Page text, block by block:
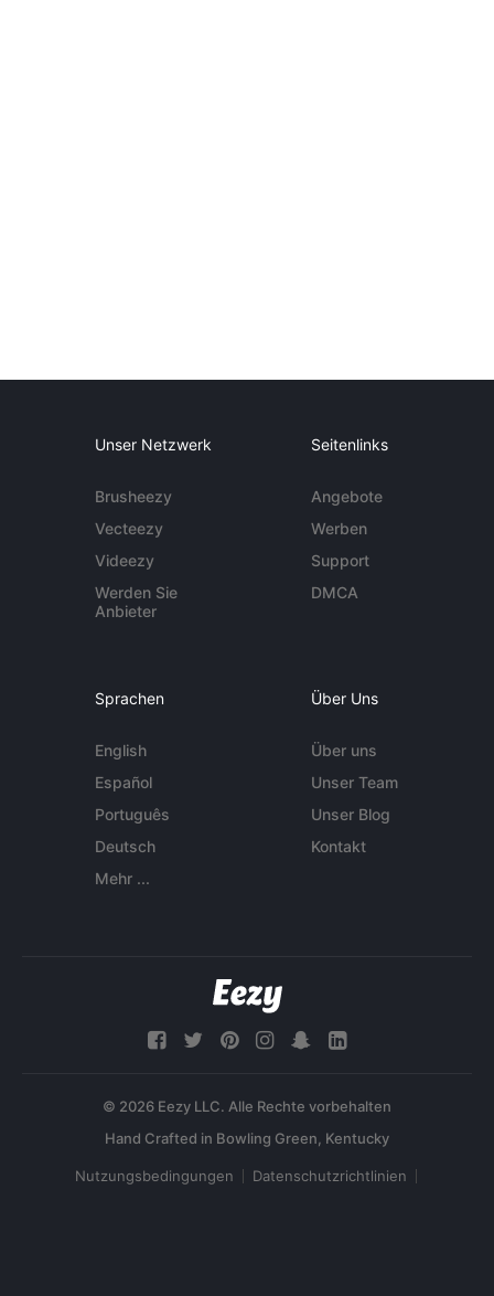
Unser Netzwerk
Brusheezy
Vecteezy
Videezy
Werden Sie
Anbieter
Seitenlinks
Angebote
Werben
Support
DMCA
Sprachen
English
Español
Português
Deutsch
Mehr ...
Über Uns
Über uns
Unser Team
Unser Blog
Kontakt
© 2026 Eezy LLC. Alle Rechte vorbehalten
Nutzungsbedingungen Datenschutzrichtlinien